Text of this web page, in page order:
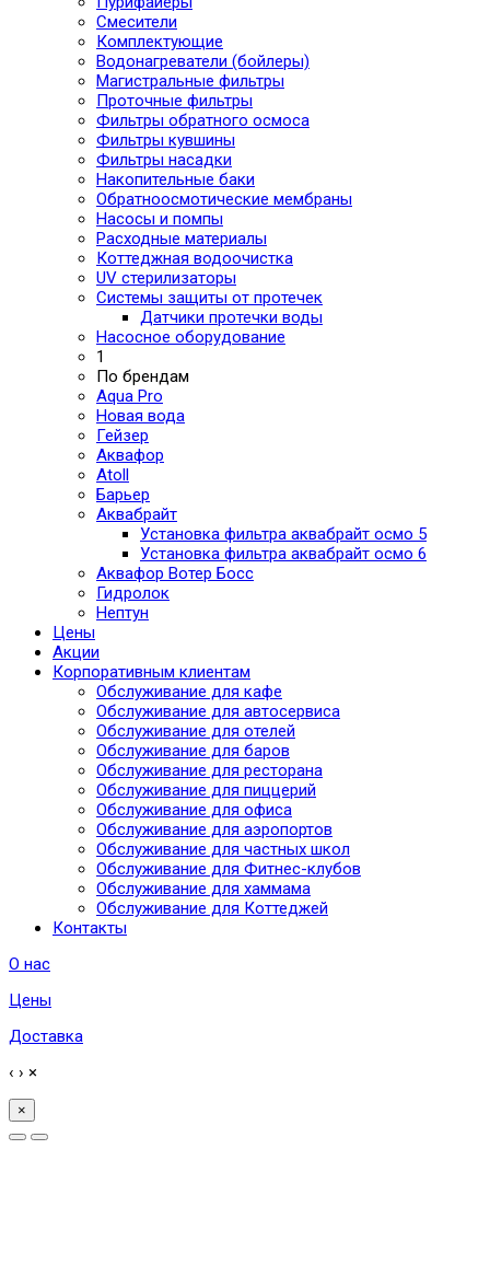
Смесители
Комплектующие
Водонагреватели (бойлеры)
Магистральные фильтры
Проточные фильтры
Фильтры обратного осмоса
Фильтры кувшины
Фильтры насадки
Накопительные баки
Обратноосмотические мембраны
Насосы и помпы
Расходные материалы
Коттеджная водоочистка
UV стерилизаторы
Системы защиты от протечек
Датчики протечки воды
Насосное оборудование
1
По брендам
Aqua Pro
Новая вода
Гейзер
Аквафор
Atoll
Барьер
Аквабрайт
Установка фильтра аквабрайт осмо 5
Установка фильтра аквабрайт осмо 6
Аквафор Вотер Босс
Гидролок
Нептун
Цены
Акции
Корпоративным клиентам
Обслуживание для кафе
Обслуживание для автосервиса
Обслуживание для отелей
Обслуживание для баров
Обслуживание для ресторана
Обслуживание для пиццерий
Обслуживание для офиса
Обслуживание для аэропортов
Обслуживание для частных школ
Обслуживание для Фитнес-клубов
Обслуживание для хаммама
Обслуживание для Коттеджей
Контакты
О нас
Цены
Доставка
‹ › ×
×